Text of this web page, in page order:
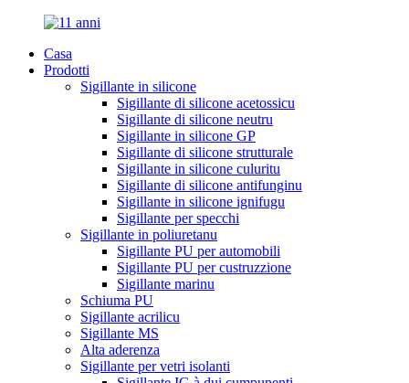
Casa
Prodotti
Sigillante in silicone
Sigillante di silicone acetossicu
Sigillante di silicone neutru
Sigillante in silicone GP
Sigillante di silicone strutturale
Sigillante in silicone culuritu
Sigillante di silicone antifunginu
Sigillante in silicone ignifugu
Sigillante per specchi
Sigillante in poliuretanu
Sigillante PU per automobili
Sigillante PU per custruzzione
Sigillante marinu
Schiuma PU
Sigillante acrilicu
Sigillante MS
Alta aderenza
Sigillante per vetri isolanti